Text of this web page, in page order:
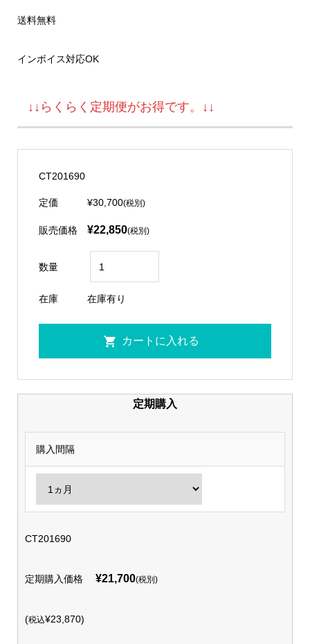
送料無料
インボイス対応OK
↓↓らくらく定期便がお得です。↓↓
CT201690
定価 ¥30,700(税別)
販売価格 ¥22,850(税別)
数量
在庫 在庫有り
定期購入
購入間隔
CT201690
定期購入価格 ¥21,700(税別)
(税込¥23,870)